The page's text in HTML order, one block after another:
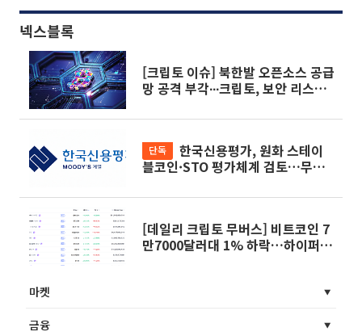
넥스블록
[크립토 이슈] 북한발 오픈소스 공급
망 공격 부각∙∙∙크립토, 보안 리스크∙
단독
블코인·STO 평가체계 검토…무디
[데일리 크립토 무버스] 비트코인 7
만7000달러대 1% 하락…하이퍼리
마켓
금융